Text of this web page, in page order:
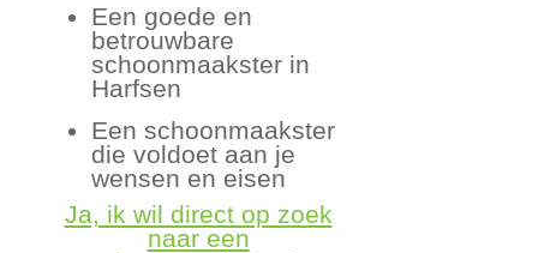
Een goede en
betrouwbare
schoonmaakster in
Harfsen
Een schoonmaakster
die voldoet aan je
wensen en eisen
Ja, ik wil direct op zoek
naar een